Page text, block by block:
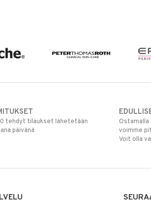
tehdyt tilaukset lähetetään
päivänä
voimme
Voit olla